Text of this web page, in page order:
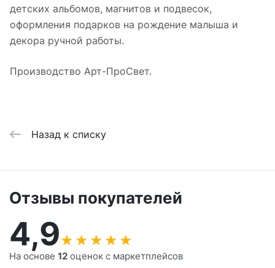
детских альбомов, магнитов и подвесок,
оформления подарков на рождение малыша и
декора ручной работы.
Производство Арт-ПроСвет.
Назад к списку
Отзывы покупателей
4,9★ ★ ★ ★ ★
На основе 12 оценок с маркетплейсов